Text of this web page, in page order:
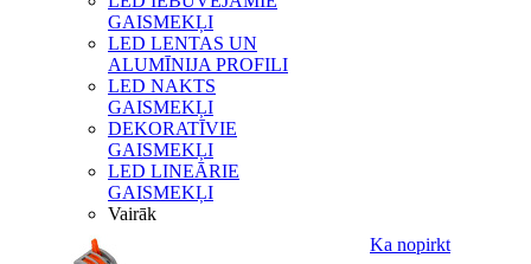
GAISMEKĻI
LED LENTAS UN
ALUMĪNIJA PROFILI
LED NAKTS
GAISMEKĻI
DEKORATĪVIE
GAISMEKĻI
LED LINEĀRIE
GAISMEKĻI
Vairāk
Ka nopirkt